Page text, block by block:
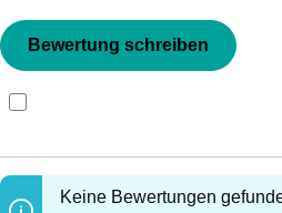
Bewertung schreiben
Keine Bewertungen